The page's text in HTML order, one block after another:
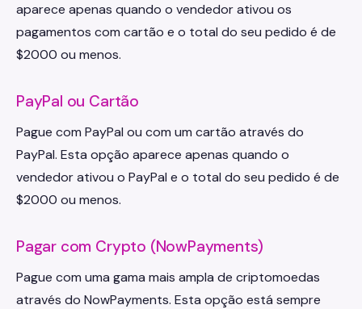
aparece apenas quando o vendedor ativou os
pagamentos com cartão e o total do seu pedido é de
$2000 ou menos.
PayPal ou Cartão
Pague com PayPal ou com um cartão através do
PayPal. Esta opção aparece apenas quando o
vendedor ativou o PayPal e o total do seu pedido é de
$2000 ou menos.
Pagar com Crypto (NowPayments)
Pague com uma gama mais ampla de criptomoedas
através do NowPayments. Esta opção está sempre